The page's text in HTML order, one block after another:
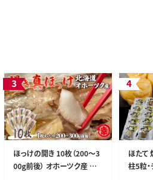
ほっけの開き 10枚（200～3
00g前後） オホーツク産 真
ほたて
柱5粒